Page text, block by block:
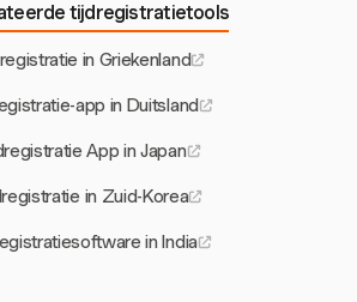
tijdregistratietools
in Griekenland
app in Duitsland
App in Japan
in Zuid-Korea
in India